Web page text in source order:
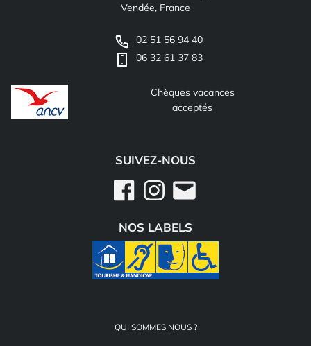
Vendée, France
02 51 56 94 40
06 32 61 37 83
Chèques vacances
acceptés
SUIVEZ-NOUS
FacebookInstagram
Email
NOS LABELS
QUI SOMMES NOUS ?